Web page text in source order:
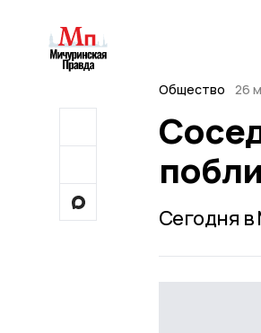
Общество 26
Сегодня